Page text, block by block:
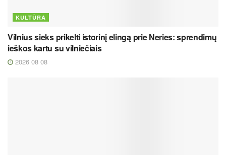
KULTŪRA
Vilnius sieks prikelti istorinį elingą prie Neries: sprendimų
ieškos kartu su vilniečiais
2026 08 08